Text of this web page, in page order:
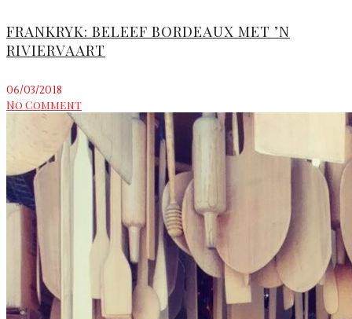
FRANKRYK: BELEEF BORDEAUX MET ’N
RIVIERVAART
06/03/2018
No Comment